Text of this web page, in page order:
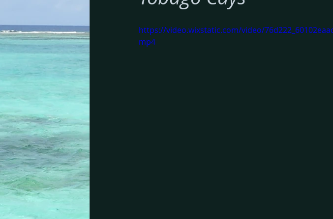
https://video.wixstatic.com/video/
mp4